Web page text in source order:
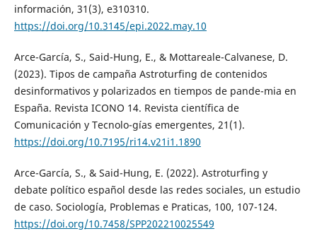
información, 31(3), e310310.
https://doi.org/10.3145/epi.2022.may.10
Arce-García, S., Said-Hung, E., & Mottareale-Calvanese, D.
(2023). Tipos de campaña Astroturfing de contenidos
desinformativos y polarizados en tiempos de pande-mia en
España. Revista ICONO 14. Revista científica de
Comunicación y Tecnolo-gías emergentes, 21(1).
https://doi.org/10.7195/ri14.v21i1.1890
Arce-García, S., & Said-Hung, E. (2022). Astroturfing y
debate político español desde las redes sociales, un estudio
de caso. Sociología, Problemas e Praticas, 100, 107-124.
https://doi.org/10.7458/SPP202210025549